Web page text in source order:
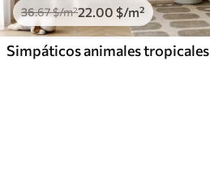
36.67$/m²22.00 $/m²
Simpáticos animales tropicales